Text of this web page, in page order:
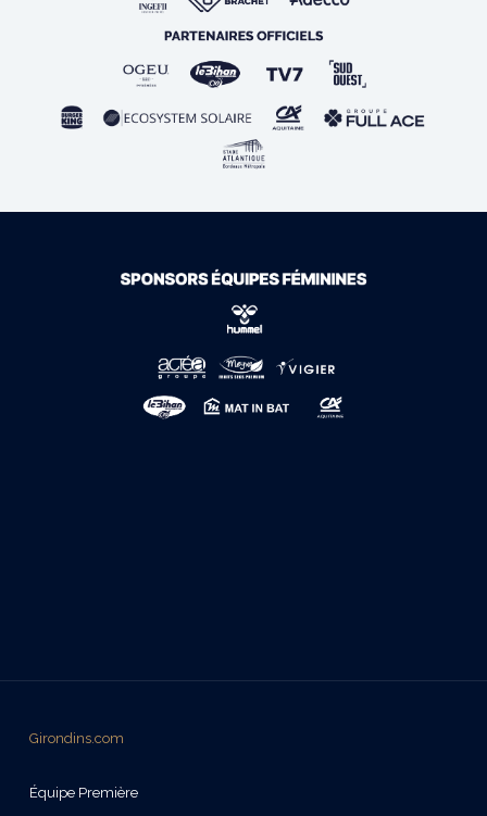
Girondins.com
Équipe Première